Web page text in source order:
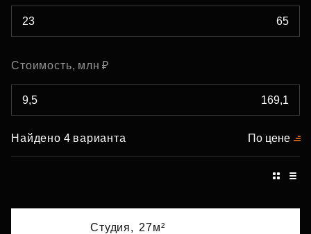
Стоимость, млн ₽
Найдено 4 варианта По цене
Студия, 27м²